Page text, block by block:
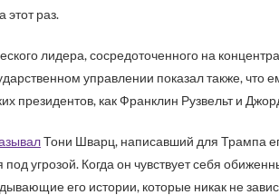
этот раз.
лидера, сосредоточенного на
управлении показал также, что
президентов, как Франклин Рузвельт и
Тони Шварц, написавший для Трампа
угрозой. Когда он чувствует себя
его истории, которые никак не